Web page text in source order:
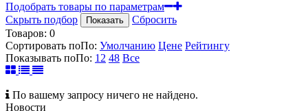
Подобрать товары по параметрам
Скрыть подбор
Показать
Сбросить
Товаров: 0
Сортировать поПо: Умолчанию Цене Рейтингу
Показывать поПо: 12 48 Все
По вашему запросу ничего не найдено.
Новости